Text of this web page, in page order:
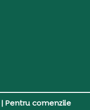
| Pentru comenzile